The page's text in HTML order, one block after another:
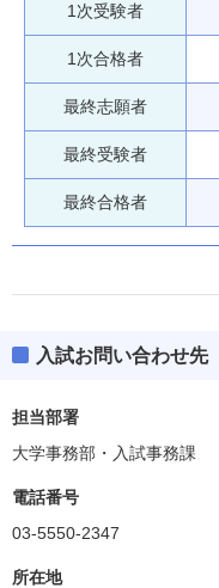
1次受験者
1次合格者
最終志願者
最終受験者
最終合格者
入試お問い合わせ先
担当部署
大学事務部・入試事務課
電話番号
03-5550-2347
所在地